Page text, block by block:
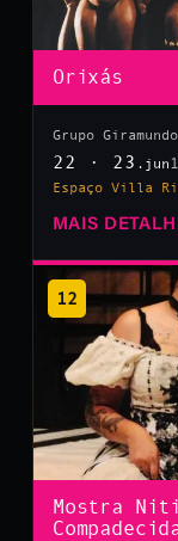
Orixás
Grupo
22 · 23 .jun
Espaço Villa
MAIS
12
Mostra